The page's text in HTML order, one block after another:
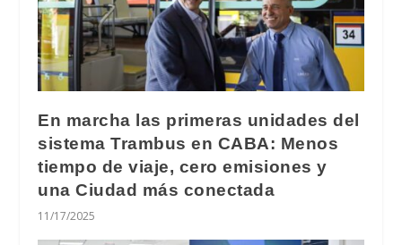
En marcha las primeras unidades del
sistema Trambus en CABA: Menos
tiempo de viaje, cero emisiones y
una Ciudad más conectada
11/17/2025